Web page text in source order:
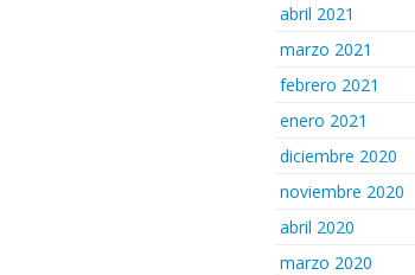
abril 2021
marzo 2021
febrero 2021
enero 2021
diciembre 2020
noviembre 2020
abril 2020
marzo 2020